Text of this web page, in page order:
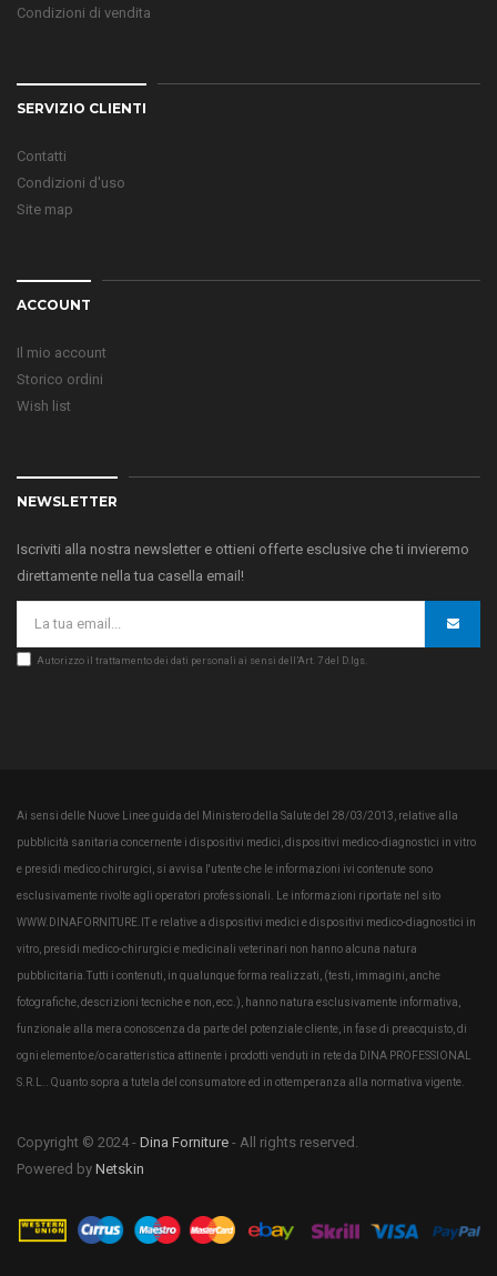
Condizioni di vendita
SERVIZIO CLIENTI
Contatti
Condizioni d'uso
Site map
ACCOUNT
Il mio account
Storico ordini
Wish list
NEWSLETTER
Iscriviti alla nostra newsletter e ottieni offerte esclusive che ti invieremo
direttamente nella tua casella email!
Autorizzo il trattamento dei dati personali ai sensi dell’Art. 7 del D.lgs.
Ai sensi delle Nuove Linee guida del Ministero della Salute del 28/03/2013, relative alla
pubblicità sanitaria concernente i dispositivi medici, dispositivi medico-diagnostici in vitro
e presidi medico chirurgici, si avvisa l'utente che le informazioni ivi contenute sono
esclusivamente rivolte agli operatori professionali. Le informazioni riportate nel sito
WWW.DINAFORNITURE.IT e relative a dispositivi medici e dispositivi medico-diagnostici in
vitro, presidi medico-chirurgici e medicinali veterinari non hanno alcuna natura
pubblicitaria.Tutti i contenuti, in qualunque forma realizzati, (testi, immagini, anche
fotografiche, descrizioni tecniche e non, ecc.), hanno natura esclusivamente informativa,
funzionale alla mera conoscenza da parte del potenziale cliente, in fase di preacquisto, di
ogni elemento e/o caratteristica attinente i prodotti venduti in rete da DINA PROFESSIONAL
S.R.L.. Quanto sopra a tutela del consumatore ed in ottemperanza alla normativa vigente.
Copyright © 2024 - Dina Forniture - All rights reserved.
Powered by Netskin